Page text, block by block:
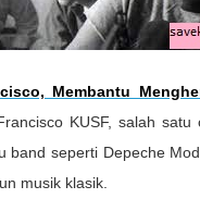
Membantu
KUSF, salah
band seperti Depeche
musik klasik.